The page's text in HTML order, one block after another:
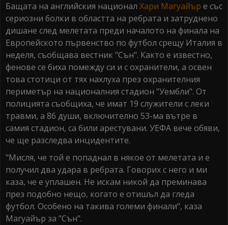
Бащата на английския национал Хари Магуайър е със
сериозни болки в областта на ребрата и затруднено
дишане след мелетата преди началото на финала на
Европейското първенство по футбол срещу Италия в
неделя, съобщава вестник "Сън". Както е известно,
фенове се биха помежду си и с охранители, а освен
това стотици от тях нахлуха през охранителния
периметър на националния стадион "Уембли". От
полицията съобщиха, че имат 19 служители с леки
травми, а 86 души, включително 53-ма вътре в
самия стадион, са били арестувани. УЕФА вече обяви,
че ще разследва инцидентите.
"Мисля, че той е попаднал в някое от мелетата и е
получил два удара в ребрата. Говорих с него и ми
каза, че е уплашен. Не искам никой да преминава
през подобно нещо, когато е отишъл да гледа
футбол. Особено на такива големи финали", каза
Магуайър за "Сън".